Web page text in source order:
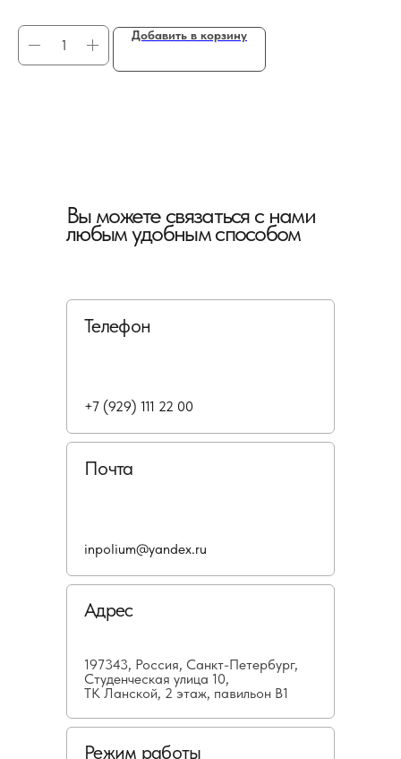
Добавить в корзину
Вы можете связаться с нами
любым удобным способом
Телефон
Почта
Адрес
197343, Россия, Санкт-Петербург,
Студенческая улица 10,
ТК Ланской, 2 этаж, павильон В1
Режим работы
+7 (929) 111 22 00
inpolium@yandex.ru